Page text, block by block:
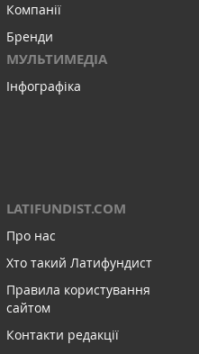
Компанії
Бренди
МУЛЬТИМЕДІА
Інфографіка
LATIFUNDIST.COM
Про нас
Хто такий Латифундист
Правила користування
сайтом
Контакти редакції